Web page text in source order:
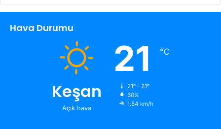
Hava Durumu
Keşan
Açık hava
21 ℃
21º - 21º
60%
1.54 km/h